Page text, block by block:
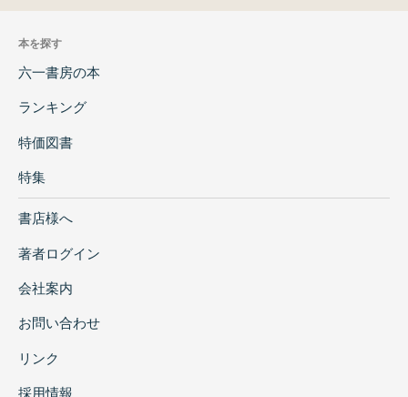
本を探す
六一書房の本
ランキング
特価図書
特集
書店様へ
著者ログイン
会社案内
お問い合わせ
リンク
採用情報